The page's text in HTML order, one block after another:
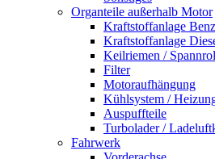
Organteile außerhalb Motor
Kraftstoffanlage
Kraftstoffanlage
Keilriemen /
Filter
Motoraufhängung
Kühlsystem /
Auspuffteile
Turbolader /
Fahrwerk